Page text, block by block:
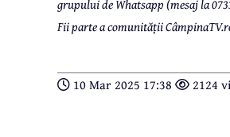
grupului de Whatsapp (mesaj la
Fii parte a comunității
10 Mar 2025 17:38 2124